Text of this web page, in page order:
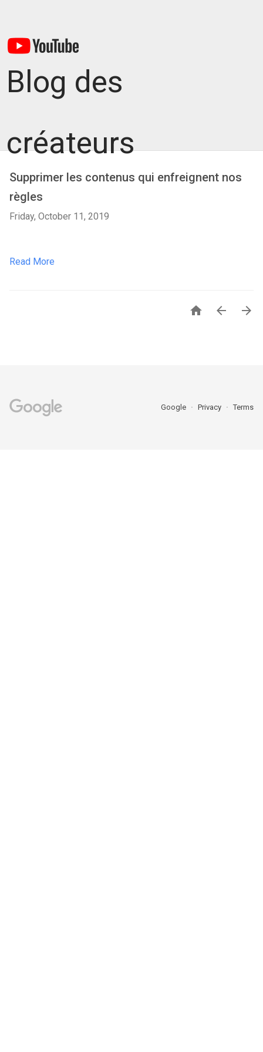
Blog des
créateurs
Supprimer les contenus qui enfreignent nos
règles
Friday, October 11, 2019
Read More
  
Google Privacy Terms